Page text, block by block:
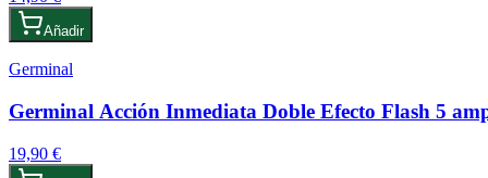
Añadir
Germinal
Germinal Acción Inmediata Doble Efecto Flash 5
19,90 €